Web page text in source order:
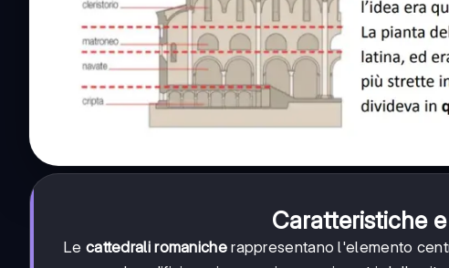
Caratteristiche
Le cattedrali romanicherappresentano l'elemento